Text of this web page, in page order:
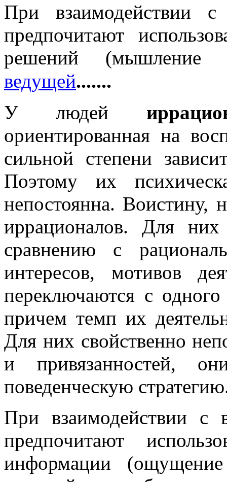
При взаимодействии
предпочитают
решений (мышление
ведущей.......
У людей
ориентированная на
сильной степени
Поэтому их
непостоянна. Воистину,
иррационалов. Для них
сравнению с
интересов, мотивов
переключаются с
причем темп их
Для них свойственно
и привязанностей,
поведенческую
При взаимодействии с
предпочитают
информации